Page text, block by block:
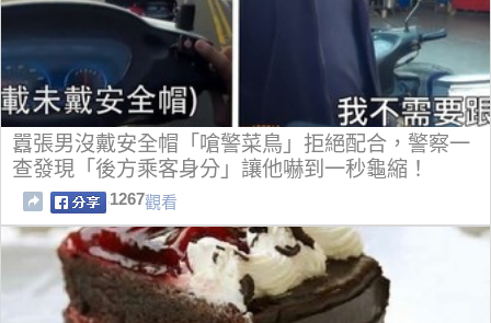
囂張男沒戴安全帽「嗆警菜鳥」拒絕配合，警察一
查發現「後方乘客身分」讓他嚇到一秒龜縮！
1267觀看